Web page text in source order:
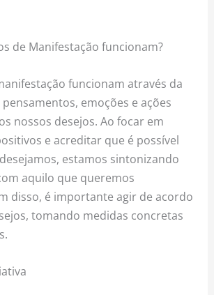
de Manifestação funcionam?
funcionam através da
emoções e ações
nossos desejos. Ao focar em
e acreditar que é possível
estamos sintonizando
aquilo que queremos
disso, é importante agir de acordo
tomando medidas concretas